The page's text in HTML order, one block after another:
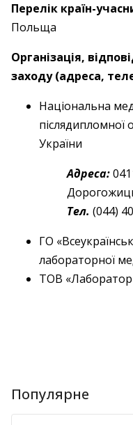
Перелік країн-
Польща
Організація,
заходу (адреса,
Національна
України
Адреса:
Тел. (044)
ГО
лабораторної
ТОВ
Популярне